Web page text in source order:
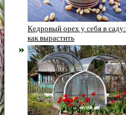
Кедровый орех у себя в саду:
как вырастить